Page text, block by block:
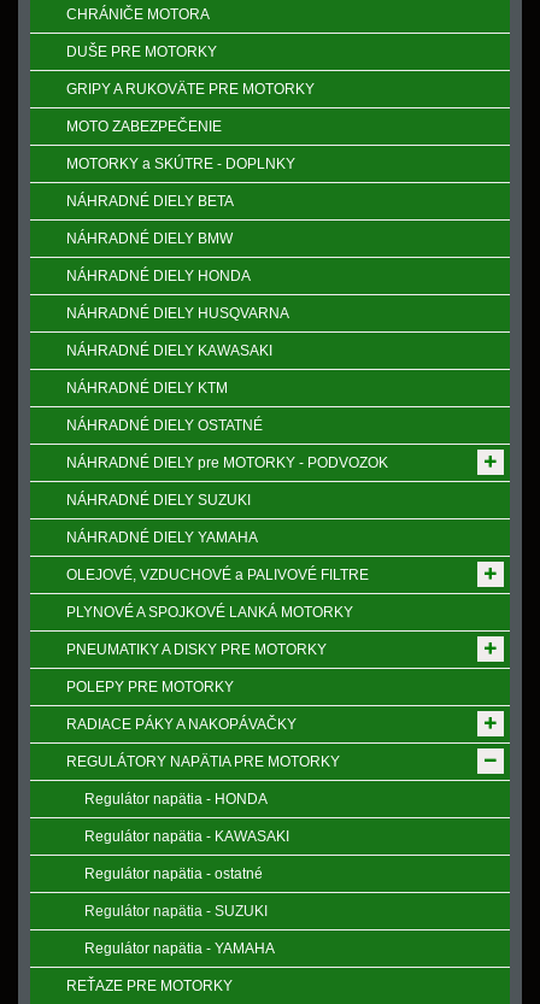
CHRÁNIČE MOTORA
DUŠE PRE MOTORKY
GRIPY A RUKOVӒTE PRE MOTORKY
MOTO ZABEZPEČENIE
MOTORKY a SKÚTRE - DOPLNKY
NÁHRADNÉ DIELY BETA
NÁHRADNÉ DIELY BMW
NÁHRADNÉ DIELY HONDA
NÁHRADNÉ DIELY HUSQVARNA
NÁHRADNÉ DIELY KAWASAKI
NÁHRADNÉ DIELY KTM
NÁHRADNÉ DIELY OSTATNÉ
NÁHRADNÉ DIELY pre MOTORKY - PODVOZOK
NÁHRADNÉ DIELY SUZUKI
NÁHRADNÉ DIELY YAMAHA
OLEJOVÉ, VZDUCHOVÉ a PALIVOVÉ FILTRE
PLYNOVÉ A SPOJKOVÉ LANKÁ MOTORKY
PNEUMATIKY A DISKY PRE MOTORKY
POLEPY PRE MOTORKY
RADIACE PÁKY A NAKOPÁVAČKY
REGULÁTORY NAPӒTIA PRE MOTORKY
Regulátor napätia - HONDA
Regulátor napätia - KAWASAKI
Regulátor napätia - ostatné
Regulátor napätia - SUZUKI
Regulátor napätia - YAMAHA
REŤAZE PRE MOTORKY